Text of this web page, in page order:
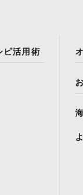
ピ活用術